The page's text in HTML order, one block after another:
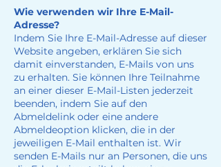
Wie verwenden wir Ihre E-Mail-
Adresse?
Indem Sie Ihre E-Mail-Adresse auf dieser
Website angeben, erklären Sie sich
damit einverstanden, E-Mails von uns
zu erhalten. Sie können Ihre Teilnahme
an einer dieser E-Mail-Listen jederzeit
beenden, indem Sie auf den
Abmeldelink oder eine andere
Abmeldeoption klicken, die in der
jeweiligen E-Mail enthalten ist. Wir
senden E-Mails nur an Personen, die uns